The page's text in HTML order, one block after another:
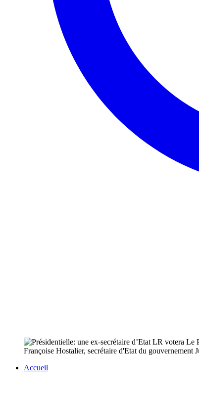
Françoise Hostalier, secrétaire d'Etat du
Accueil